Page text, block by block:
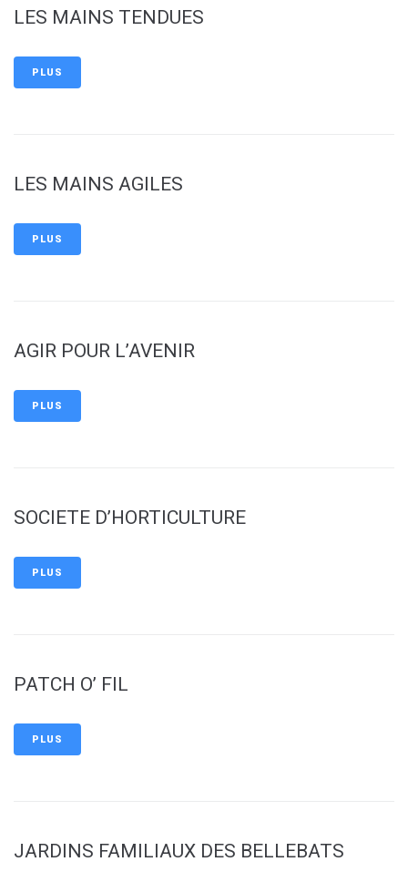
LES MAINS TENDUES
PLUS
LES MAINS AGILES
PLUS
AGIR POUR L’AVENIR
PLUS
SOCIETE D’HORTICULTURE
PLUS
PATCH O’ FIL
PLUS
JARDINS FAMILIAUX DES BELLEBATS